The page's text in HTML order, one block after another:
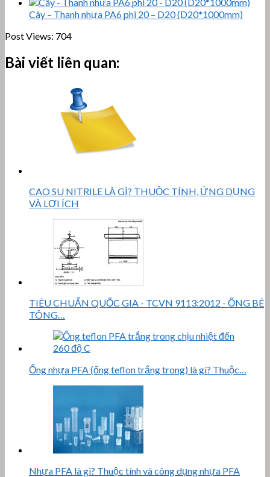
Cây – Thanh nhựa PA6 phi 20 – D20 (D20*1000mm)
Post Views: 704
Bài viết liên quan:
CAO SU NITRILE LÀ GÌ? THUỘC TÍNH, ỨNG DỤNG
VÀ LỢI ÍCH
TIÊU CHUẨN QUỐC GIA - TCVN 9113:2012 - ỐNG BÊ
TÔNG…
Ống nhựa PFA (ống teflon trắng trong) là gì? Thuộc…
Nhựa PFA là gì? Thuộc tính và công dụng nhựa PFA